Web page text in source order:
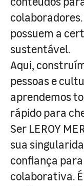
possuem a
sustentável.
Aqui,
pessoas e
aprendemos
rápido para
Ser LEROY
sua
confiança
colaborativa.